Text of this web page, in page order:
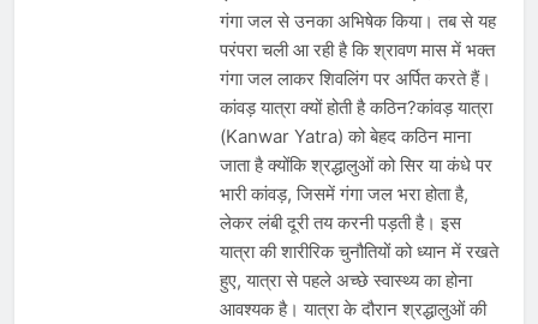
गंगा जल से उनका अभिषेक किया। तब से यह
परंपरा चली आ रही है कि श्रावण मास में भक्त
गंगा जल लाकर शिवलिंग पर अर्पित करते हैं।
कांवड़ यात्रा क्यों होती है कठिन?कांवड़ यात्रा
(Kanwar Yatra) को बेहद कठिन माना
जाता है क्योंकि श्रद्धालुओं को सिर या कंधे पर
भारी कांवड़, जिसमें गंगा जल भरा होता है,
लेकर लंबी दूरी तय करनी पड़ती है। इस
यात्रा की शारीरिक चुनौतियों को ध्यान में रखते
हुए, यात्रा से पहले अच्छे स्वास्थ्य का होना
आवश्यक है। यात्रा के दौरान श्रद्धालुओं की